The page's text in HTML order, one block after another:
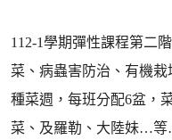
112-1學期彈性課程第二
菜、病蟲害防治、有機栽
種菜週，每班分配6盆，
菜、及羅勒、大陸妹…等